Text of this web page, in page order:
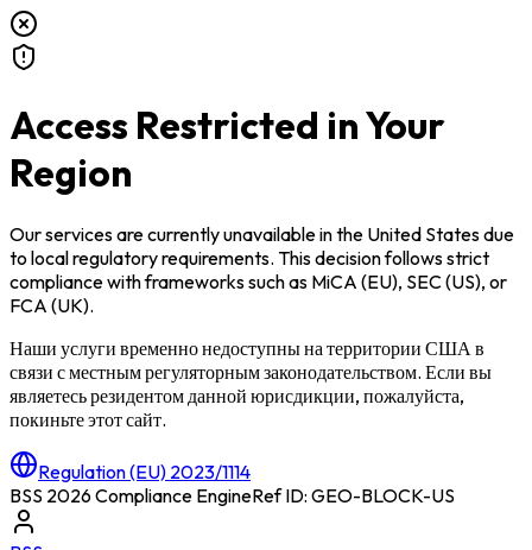
Access Restricted in Your
Region
Our services are currently unavailable inthe United Statesdue
to local regulatory requirements. This decision follows strict
compliance with frameworks such as MiCA (EU), SEC (US), or
FCA (UK).
Наши услуги временно недоступны на территории США в
связи с местным регуляторным законодательством. Если вы
являетесь резидентом данной юрисдикции, пожалуйста,
покиньте этот сайт.
Regulation (EU) 2023/1114
BSS 2026 Compliance EngineRef ID: GEO-BLOCK-US